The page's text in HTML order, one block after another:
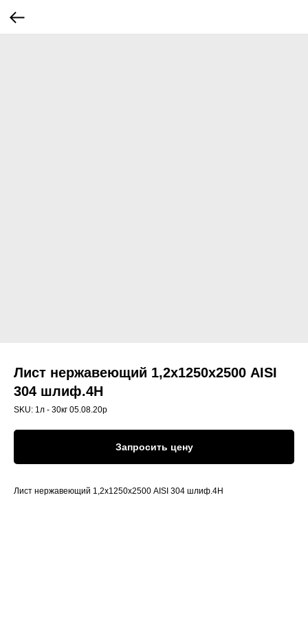
Лист нержавеющий 1,2х1250х2500 AISI
304 шлиф.4H
SKU: 1л - 30кг 05.08.20р
Запросить цену
Лист нержавеющий 1,2х1250х2500 AISI 304 шлиф.4H